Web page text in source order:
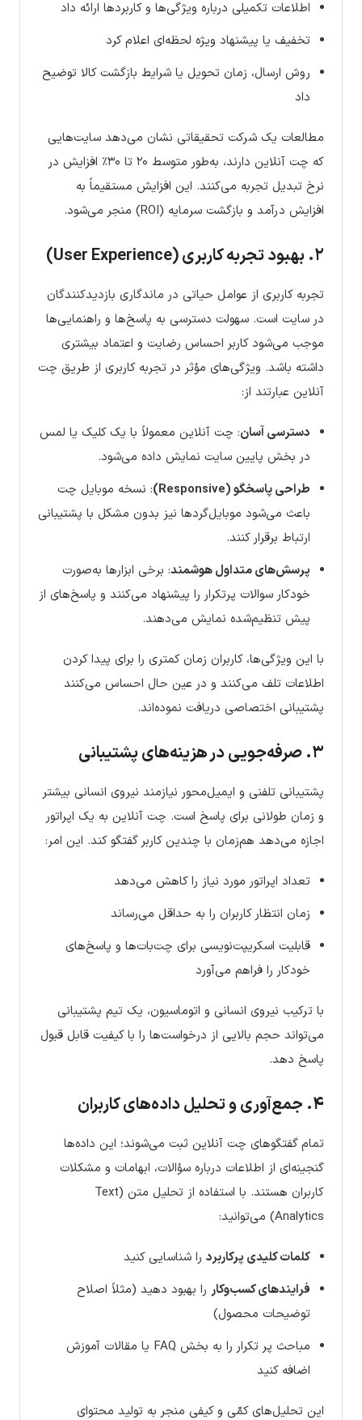
اطلاعات تکمیلی درباره ویژگی‌ها و کاربردها ارائه داد
تخفیف یا پیشنهاد ویژه لحظه‌ای اعلام کرد
روش ارسال، زمان تحویل یا شرایط بازگشت کالا توضیح
داد
مطالعات یک شرکت تحقیقاتی نشان می‌دهد سایت‌هایی
که چت آنلاین دارند، به‌طور متوسط ۲۰ تا ۳۰٪ افزایش در
نرخ تبدیل تجربه می‌کنند. این افزایش مستقیماً به
افزایش درآمد و بازگشت سرمایه (ROI) منجر می‌شود.
۲. بهبود تجربه کاربری (User Experience)
تجربه کاربری از عوامل حیاتی در ماندگاری بازدیدکنندگان
در سایت است. سهولت دسترسی به پاسخ‌ها و راهنمایی‌ها
موجب می‌شود کاربر احساس رضایت و اعتماد بیشتری
داشته باشد. ویژگی‌های مؤثر در تجربه کاربری از طریق چت
آنلاین عبارتند از:
دسترسی آسان: چت آنلاین معمولاً با یک کلیک یا لمس
در بخش پایین سایت نمایش داده می‌شود.
طراحی پاسخگو (Responsive)
: نسخه موبایل چت
باعث می‌شود موبایل‌گردها نیز بدون مشکل با پشتیبانی
ارتباط برقرار کنند.
پرسش‌های متداول هوشمند: برخی ابزارها به‌صورت
خودکار سوالات پرتکرار را پیشنهاد می‌کنند و پاسخ‌های از
پیش تنظیم‌شده نمایش می‌دهند.
با این ویژگی‌ها، کاربران زمان کمتری را برای پیدا کردن
اطلاعات تلف می‌کنند و در عین حال احساس می‌کنند
پشتیبانی اختصاصی دریافت نموده‌اند.
۳. صرفه‌جویی در هزینه‌های پشتیبانی
پشتیبانی تلفنی و ایمیل‌محور نیازمند نیروی انسانی بیشتر
و زمان طولانی برای پاسخ است. چت آنلاین به یک اپراتور
اجازه می‌دهد هم‌زمان با چندین کاربر گفتگو کند. این امر:
تعداد اپراتور مورد نیاز را کاهش می‌دهد
زمان انتظار کاربران را به حداقل می‌رساند
قابلیت اسکریپت‌نویسی برای چت‌بات‌ها و پاسخ‌های
خودکار را فراهم می‌آورد
با ترکیب نیروی انسانی و اتوماسیون، یک تیم پشتیبانی
می‌تواند حجم بالایی از درخواست‌ها را با کیفیت قابل قبول
پاسخ دهد.
۴. جمع‌آوری و تحلیل داده‌های کاربران
تمام گفتگوهای چت آنلاین ثبت می‌شوند؛ این داده‌ها
گنجینه‌ای از اطلاعات درباره سؤالات، ابهامات و مشکلات
کاربران هستند. با استفاده از تحلیل متن (Text
Analytics) می‌توانید:
کلمات کلیدی پرکاربرد را شناسایی کنید
فرایندهای کسب‌وکار را بهبود دهید (مثلاً اصلاح
توضیحات محصول)
مباحث پر تکرار را به بخش FAQ یا مقالات آموزش
اضافه کنید
این تحلیل‌های کمّی و کیفی منجر به تولید محتوای